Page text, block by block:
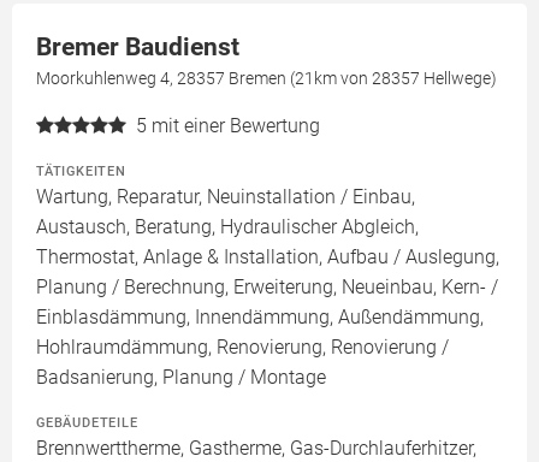
Bremer Baudienst
Moorkuhlenweg 4, 28357 Bremen (21km von 28357 Hellwege)
5 mit einer Bewertung
TÄTIGKEITEN
Wartung, Reparatur, Neuinstallation / Einbau,
Austausch, Beratung, Hydraulischer Abgleich,
Thermostat, Anlage & Installation, Aufbau / Auslegung,
Planung / Berechnung, Erweiterung, Neueinbau, Kern- /
Einblasdämmung, Innendämmung, Außendämmung,
Hohlraumdämmung, Renovierung, Renovierung /
Badsanierung, Planung / Montage
GEBÄUDETEILE
Brennwerttherme, Gastherme, Gas-Durchlauferhitzer,